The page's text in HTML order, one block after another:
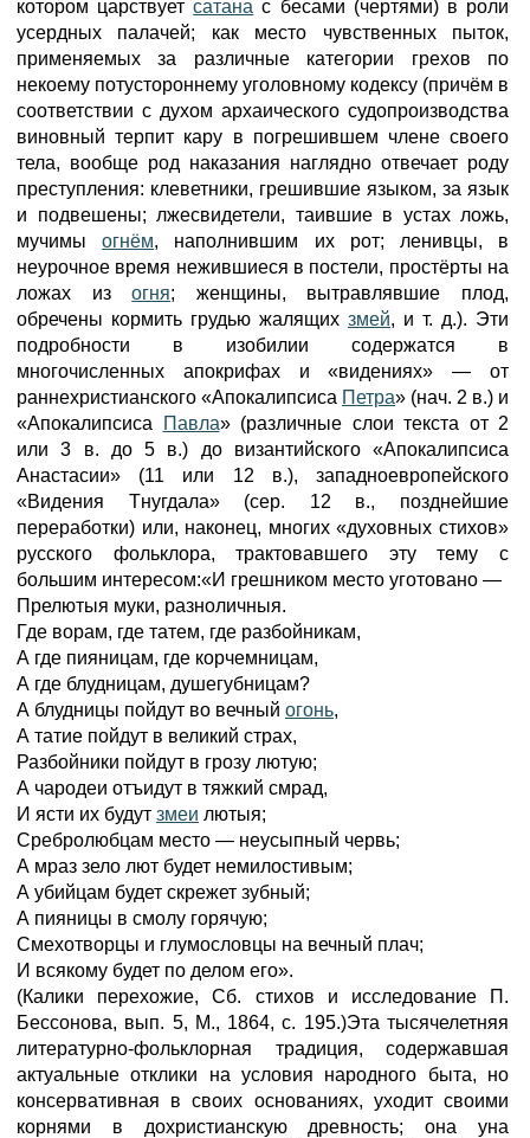
котором царствуетсатана с бесами (чертями) в роли
усердных палачей; как место чувственных пыток,
применяемых за различные категории грехов по
некоему потустороннему уголовному кодексу (причём в
соответствии с духом архаического судопроизводства
виновный терпит кару в погрешившем члене своего
тела, вообще род наказания наглядно отвечает роду
преступления: клеветники, грешившие языком, за язык
и подвешены; лжесвидетели, таившие в устах ложь,
мучимыогнём, наполнившим их рот; ленивцы, в
неурочное время нежившиеся в постели, простёрты на
ложах изогня; женщины, вытравлявшие плод,
обречены кормить грудью жалящих змей, и т. д.). Эти
подробности в изобилии содержатся в
многочисленных апокрифах и «видениях» — от
раннехристианского «Апокалипсиса Петра» (нач. 2 в.) и
«Апокалипсиса
Павла» (различные слои текста от 2
или 3 в. до 5 в.) до византийского «Апокалипсиса
Анастасии» (11 или 12 в.), западноевропейского
«Видения Тнугдала» (сер. 12 в., позднейшие
переработки) или, наконец, многих «духовных стихов»
русского фольклора, трактовавшего эту тему с
большим интересом:«И грешником место уготовано —
Прелютыя муки, разноличныя.
Где ворам, где татем, где разбойникам,
А где пияницам, где корчемницам,
А где блудницам, душегубницам?
А блудницы пойдут во вечный огонь,
А татие пойдут в великий страх,
Разбойники пойдут в грозу лютую;
А чародеи отъидут в тяжкий смрад,
И ясти их будут змеи лютыя;
Сребролюбцам место — неусыпный червь;
А мраз зело лют будет немилостивым;
А убийцам будет скрежет зубный;
А пияницы в смолу горячую;
Смехотворцы и глумословцы на вечный плач;
И всякому будет по делом его».
(Калики перехожие, Сб. стихов и исследование П.
Бессонова, вып. 5, М., 1864, с. 195.)Эта тысячелетняя
литературно-фольклорная традиция, содержавшая
актуальные отклики на условия народного быта, но
консервативная в своих основаниях, уходит своими
корнями в дохристианскую древность; она уна